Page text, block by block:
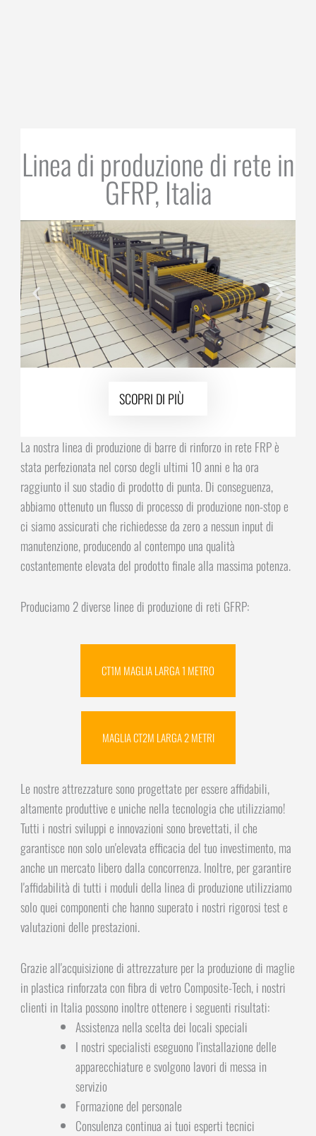
Linea di produzione di rete in
GFRP, Italia
SCOPRI DI PIÙ
La nostra linea di produzione di barre di rinforzo in rete FRP è
stata perfezionata nel corso degli ultimi 10 anni e ha ora
raggiunto il suo stadio di prodotto di punta. Di conseguenza,
abbiamo ottenuto un flusso di processo di produzione non-stop e
ci siamo assicurati che richiedesse da zero a nessun input di
manutenzione, producendo al contempo una qualità
costantemente elevata del prodotto finale alla massima potenza.
Produciamo 2 diverse linee di produzione di reti GFRP:
CT1M MAGLIA LARGA 1 METRO
MAGLIA CT2M LARGA 2 METRI
Le nostre attrezzature sono progettate per essere affidabili,
altamente produttive e uniche nella tecnologia che utilizziamo!
Tutti i nostri sviluppi e innovazioni sono brevettati, il che
garantisce non solo un'elevata efficacia del tuo investimento, ma
anche un mercato libero dalla concorrenza. Inoltre, per garantire
l'affidabilità di tutti i moduli della linea di produzione utilizziamo
solo quei componenti che hanno superato i nostri rigorosi test e
valutazioni delle prestazioni.
Grazie all'acquisizione di attrezzature per la produzione di maglie
in plastica rinforzata con fibra di vetro Composite-Tech, i nostri
clienti in Italia possono inoltre ottenere i seguenti risultati:
Assistenza nella scelta dei locali speciali
I nostri specialisti eseguono l'installazione delle
apparecchiature e svolgono lavori di messa in
servizio
Formazione del personale
Consulenza continua ai tuoi esperti tecnici